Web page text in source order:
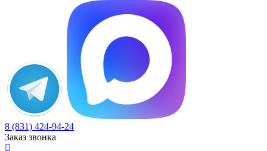
8 (831) 424-94-24
Заказ звонка